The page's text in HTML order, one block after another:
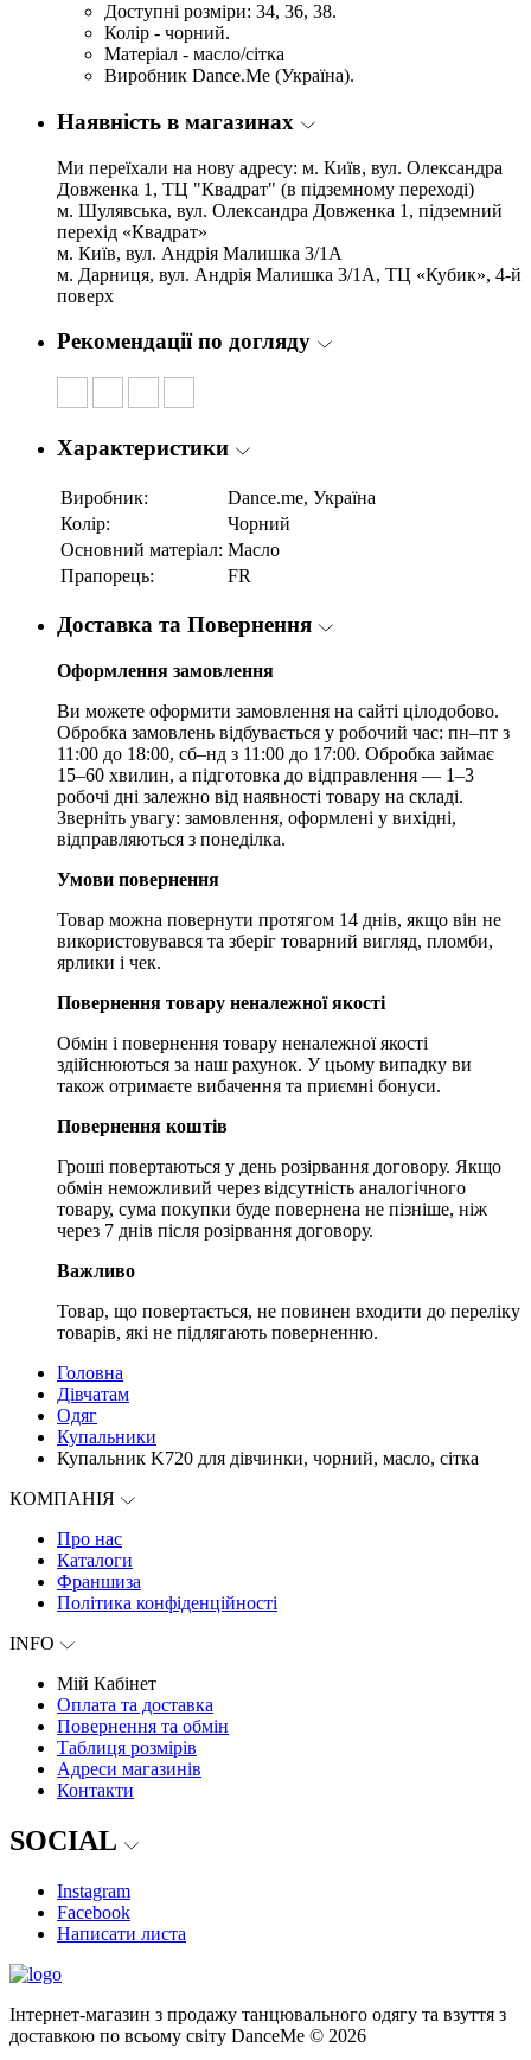
Доступні розміри: 34, 36, 38.
Колір - чорний.
Матеріал - масло/сітка
Виробник Dance.Me (Україна).
Наявність в магазинах
Ми переїхали на нову адресу: м. Київ, вул. Олександра
Довженка 1, ТЦ "Квадрат" (в підземному переході)
м. Шулявська, вул. Олександра Довженка 1, підземний
перехід «Квадрат»
м. Київ, вул. Андрія Малишка 3/1А
м. Дарниця, вул. Андрія Малишка 3/1А, ТЦ «Кубик», 4-й
поверх
Рекомендації по догляду
Характеристики
Виробник:
Dance.me, Україна
Колір:
Чорний
Основний матеріал: Масло
Прапорець:
FR
Доставка та Повернення
Оформлення замовлення
Ви можете оформити замовлення на сайті цілодобово.
Обробка замовлень відбувається у робочий час: пн–пт з
11:00 до 18:00, сб–нд з 11:00 до 17:00. Обробка займає
15–60 хвилин, а підготовка до відправлення — 1–3
робочі дні залежно від наявності товару на складі.
Зверніть увагу: замовлення, оформлені у вихідні,
відправляються з понеділка.
Умови повернення
Товар можна повернути протягом 14 днів, якщо він не
використовувався та зберіг товарний вигляд, пломби,
ярлики і чек.
Повернення товару неналежної якості
Обмін і повернення товару неналежної якості
здійснюються за наш рахунок. У цьому випадку ви
також отримаєте вибачення та приємні бонуси.
Повернення коштів
Гроші повертаються у день розірвання договору. Якщо
обмін неможливий через відсутність аналогічного
товару, сума покупки буде повернена не пізніше, ніж
через 7 днів після розірвання договору.
Важливо
Товар, що повертається, не повинен входити до переліку
товарів, які не підлягають поверненню.
Головна
Дівчатам
Одяг
Купальники
Купальник K720 для дівчинки, чорний, масло, сітка
КОМПАНІЯ
Про нас
Каталоги
Франшиза
Політика конфіденційності
INFO
Мій Кабінет
Оплата та доставка
Повернення та обмін
Таблиця розмірів
Адреси магазинів
Контакти
SOCIAL
Instagram
Facebook
Написати листа
Інтернет-магазин з продажу танцювального одягу та взуття з
доставкою по всьому світу DanceMe © 2026